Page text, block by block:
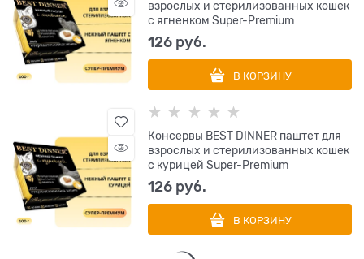
взрослых и стерилизованных кошек
с ягненком Super-Premium
126 руб.
В КОРЗИНУ
Консервы BEST DINNER паштет для
взрослых и стерилизованных кошек
с курицей Super-Premium
126 руб.
В КОРЗИНУ